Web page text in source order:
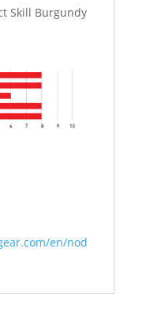
Skill Burgundy
en/nod